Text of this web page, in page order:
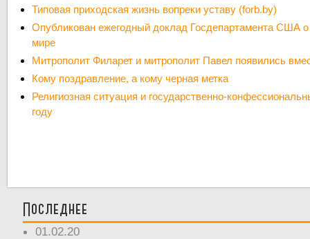
Типовая приходская жизнь вопреки уставу (forb.by)
Опубликован ежегодный доклад Госдепартамента США о
мире
Митрополит Филарет и митрополит Павел появились
Кому поздравление, а кому черная метка
Религиозная ситуация и государственно-
году
Последнее
01.02.20